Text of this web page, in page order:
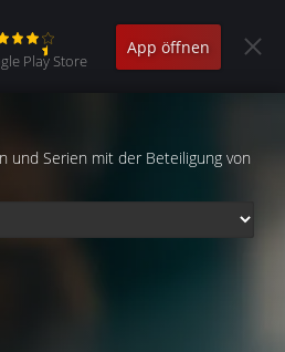
Play Store
App öffnen
und Serien mit der Beteiligung von